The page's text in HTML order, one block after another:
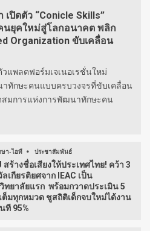
ปิดตัว “Conicle Skills”
ยุคใหม่สู่โลกอนาคต พลิก
Organization ขับเคลื่อน
แพลตฟอร์มเจเนอเรชั่นใหม่
าทักษะคนแบบครบวงจรที่ขับเคลื่อน
สมการแห่งการพัฒนาทักษะคน
ษา-ไอที ประชาสัมพันธ์
สร้างชื่อเสียงให้ประเทศไทย! คว้า 3
ลเกียรติยศจาก IEAC เป็น
ทยาลัยแรก พร้อมกวาดประเมิน 5
ต็มทุกหมวด ชูสถิติเด็กจบใหม่ได้งาน
ที 95%